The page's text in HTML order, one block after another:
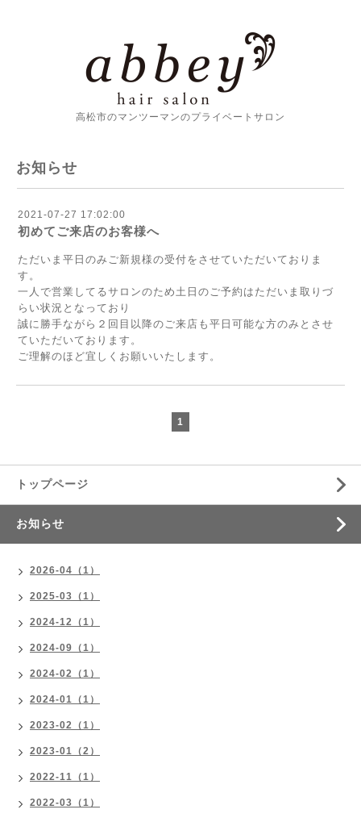
高松市のマンツーマンのプライベートサロン
お知らせ
2021-07-27 17:02:00
初めてご来店のお客様へ
ただいま平日のみご新規様の受付をさせていただいておりま
す。
一人で営業してるサロンのため土日のご予約はただいま取りづ
らい状況となっており
誠に勝手ながら２回目以降のご来店も平日可能な方のみとさせ
ていただいております。
ご理解のほど宜しくお願いいたします。
1
トップページ
お知らせ
2026-04（1）
2025-03（1）
2024-12（1）
2024-09（1）
2024-02（1）
2024-01（1）
2023-02（1）
2023-01（2）
2022-11（1）
2022-03（1）